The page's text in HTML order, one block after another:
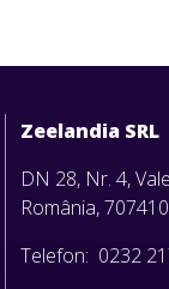
Zeelandia SRL
DN 28, Nr. 4,
România, 707410
Telefon: 0232